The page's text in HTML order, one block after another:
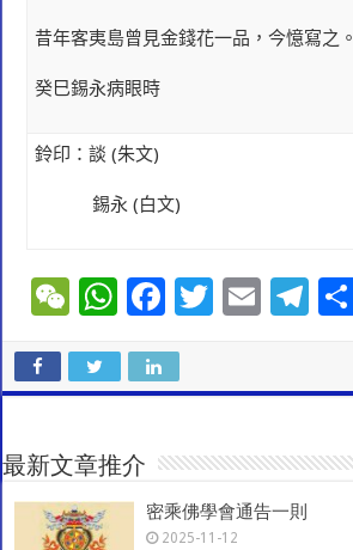
昔年客夷島曾見金錢花一品，今憶寫之。
癸巳錫永病眼時
鈴印：談 (朱文)
錫永 (白文)
W
C
h
at
W
at
sA
p
p
F
e
b
o
k
T
er
E
l
T
gr
a
最新文章推介
密乘佛學會通告一則
2025-11-12